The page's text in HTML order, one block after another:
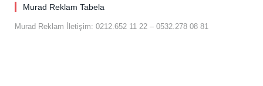
Murad Reklam Tabela
Murad Reklam İletişim: 0212.652 11 22 – 0532.278 08 81